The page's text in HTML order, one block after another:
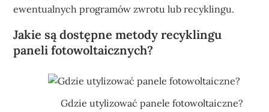
ewentualnych programów zwrotu lub recyklingu.
Jakie są dostępne metody recyklingu
paneli fotowoltaicznych?
Gdzie utylizować panele fotowoltaiczne?